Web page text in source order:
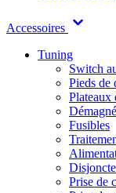
Accessoires
Tuning
Switch
Pieds de
Plateaux
Fusibles
Prise de